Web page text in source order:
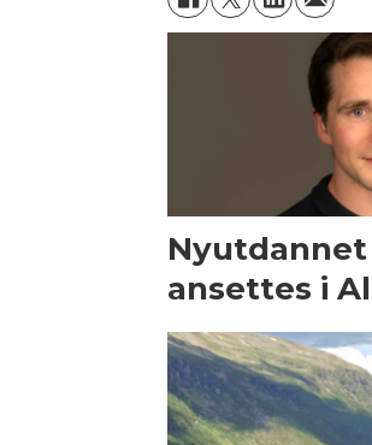
ansettes i